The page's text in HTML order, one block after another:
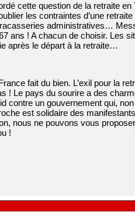
cette question de la retraite
les contraintes d’une
administratives…
ans ! A chacun de choisir. Les
après le départ à la retraite…
fait du bien. L’exil pour la
! Le pays du sourire a des
contre un gouvernement qui,
est solidaire des
nous ne pouvons vous
!